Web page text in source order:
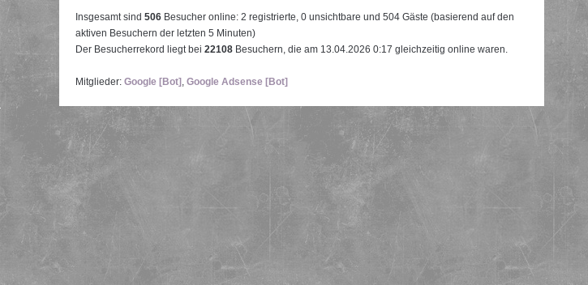
Insgesamt sind 506 Besucher online: 2 registrierte, 0 unsichtbare und 504 Gäste (basierend auf den
aktiven Besuchern der letzten 5 Minuten)
Der Besucherrekord liegt bei 22108 Besuchern, die am 13.04.2026 0:17 gleichzeitig online waren.
Mitglieder: Google [Bot] , Google Adsense [Bot]